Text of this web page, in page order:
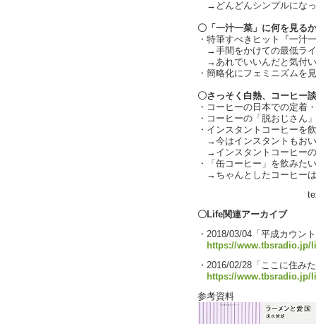
→どんどんシンプルにな
〇「一汁一菜」に何を見るか
・特筆すべきヒット『一汁
→手間をかけての最低ラ
→あれでいいんだと気付
・簡略化にフェミニズムを
〇さっそく白熱、コーヒー
・コーヒーの日本での定着
・コーヒーの「脱おじさん
・インスタントコーヒーを
→今はインスタントもお
→インスタントコーヒー
・「缶コーヒー」を飲みた
→ちゃんとしたコーヒー
text by 千
〇Life関連アーカイブ
・2018/03/04「平成カウン
https://www.tbsradio.jp/
・2016/02/28「ここに住み
https://www.tbsradio.jp/
参考資料